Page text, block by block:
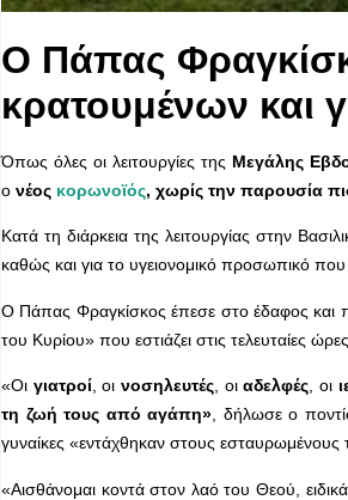
Ο Πάπας
κρατουμένων και
Όπως όλες οι λειτουργίες της Μεγάλης
ο νέος κορωνοϊός, χωρίς την παρουσία
Κατά τη διάρκεια της λειτουργίας στην
καθώς και για το υγειονομικό προσωπικό
Ο Πάπας Φραγκίσκος έπεσε στο έδαφος και
του Κυρίου» που εστιάζει στις τελευταίες
«Οι γιατροί, οινοσηλευτές , οιαδελφές , οι
τη ζωή τους από αγάπη» , δήλωσε ο
γυναίκες «εντάχθηκαν στους εσταυρωμένους
«Αισθάνομαι κοντά στον λαό του Θεού,